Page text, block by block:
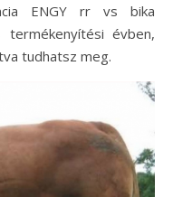
ENGY rr vs bika
évben,
tudhatsz meg.